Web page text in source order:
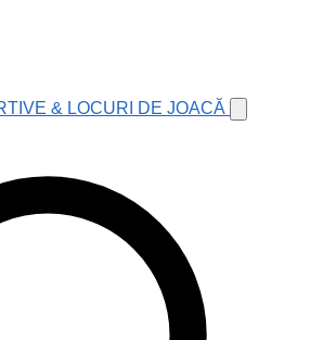
& LOCURI DE JOACĂ